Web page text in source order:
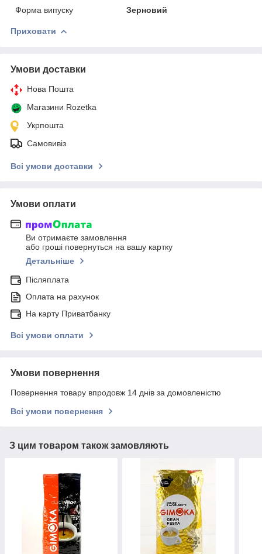
Форма випуску
Зерновий
Приховати
Умови доставки
Нова Пошта
Магазини Rozetka
Укрпошта
Самовивіз
Всі умови доставки
Умови оплати
Ви отримаєте замовлення
або гроші повернуться на вашу картку
Детальніше
Післяплата
Оплата на рахунок
На карту Приватбанку
Всі умови оплати
Умови повернення
Повернення товару впродовж 14 днів за домовленістю
Всі умови повернення
З цим товаром також замовляють